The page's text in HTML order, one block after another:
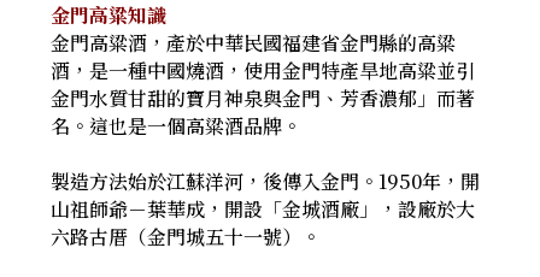
金門高粱知識
金門高粱酒，產於中華民國福建省金門縣的高粱
酒，是一種中國燒酒，使用金門特產旱地高粱並引
金門水質甘甜的寶月神泉與金門、芳香濃郁」而著
名。這也是一個高粱酒品牌。
製造方法始於江蘇洋河，後傳入金門。1950年，開
山祖師爺－葉華成，開設「金城酒廠」，設廠於大
六路古厝（金門城五十一號）。